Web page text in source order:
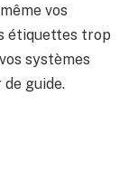
vos
étiquettes trop
systèmes
guide.